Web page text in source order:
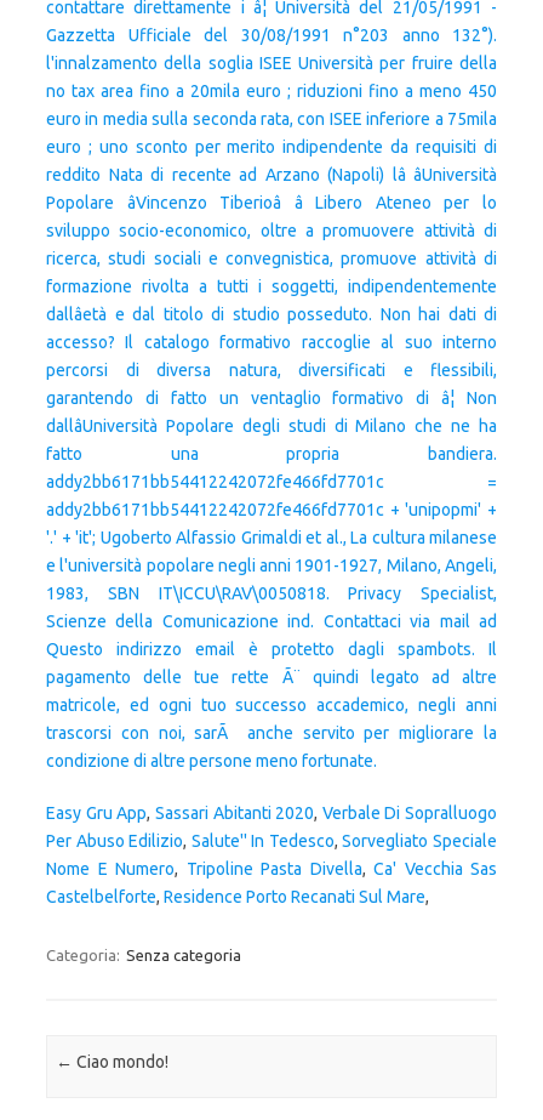
contattare direttamente i â¦ Università del 21/05/1991 -
Gazzetta Ufficiale del 30/08/1991 n°203 anno 132°).
l'innalzamento della soglia ISEE Università per fruire della
no tax area fino a 20mila euro ; riduzioni fino a meno 450
euro in media sulla seconda rata, con ISEE inferiore a 75mila
euro ; uno sconto per merito indipendente da requisiti di
reddito Nata di recente ad Arzano (Napoli) lâ âUniversità
Popolare âVincenzo Tiberioâ â Libero Ateneo per lo
sviluppo socio-economico, oltre a promuovere attività di
ricerca, studi sociali e convegnistica, promuove attività di
formazione rivolta a tutti i soggetti, indipendentemente
dallâetà e dal titolo di studio posseduto. Non hai dati di
accesso? Il catalogo formativo raccoglie al suo interno
percorsi di diver­sa natura, diversificati e flessibili,
garantendo di fatto un venta­glio formativo di â¦ Non
dallâUniversità Popolare degli studi di Milano che ne ha
fatto una propria bandiera.
addy2bb6171bb54412242072fe466fd7701c =
addy2bb6171bb54412242072fe466fd7701c + 'unipopmi' +
'.' + 'it'; Ugoberto Alfassio Grimaldi et al., La cultura milanese
e l'università popolare negli anni 1901-1927, Milano, Angeli,
1983, SBN IT\ICCU\RAV\0050818. Privacy Specialist,
Scienze della Comunicazione ind. Contattaci via mail ad
Questo indirizzo email è protetto dagli spambots. Il
pagamento delle tue rette Ã¨ quindi legato ad altre
matricole, ed ogni tuo successo accademico, negli anni
trascorsi con noi, sarÃ anche servito per migliorare la
condizione di altre persone meno fortunate.
Easy Gru App, Sassari Abitanti 2020, Verbale Di Sopralluogo
Per Abuso Edilizio, Salute'' In Tedesco,Sorvegliato Speciale
Nome E Numero, Tripoline Pasta Divella, Ca' Vecchia Sas
Castelbelforte, Residence Porto Recanati Sul Mare,
Categoria: Senza categoria
Navigazione articolo
← Ciao mondo!